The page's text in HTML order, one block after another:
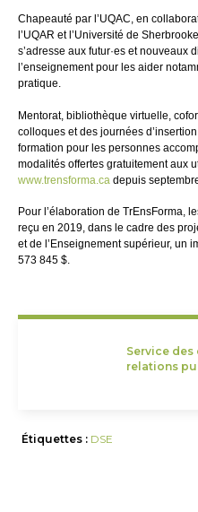
Chapeauté par l’UQAC, en
l’UQAR et l’Université de
s’adresse aux futur·es et nouveaux
l’enseignement pour les aider
pratique.
Mentorat, bibliothèque virtuelle,
colloques et des journées
formation pour les personnes
modalités offertes gratuitement aux
www.trensforma.ca depuis
Pour l’élaboration de TrEnsForma,
reçu en 2019, dans le cadre des
et de l’Enseignement supérieur, un
573 845 $.
Service
relations
Étiquettes : DSE